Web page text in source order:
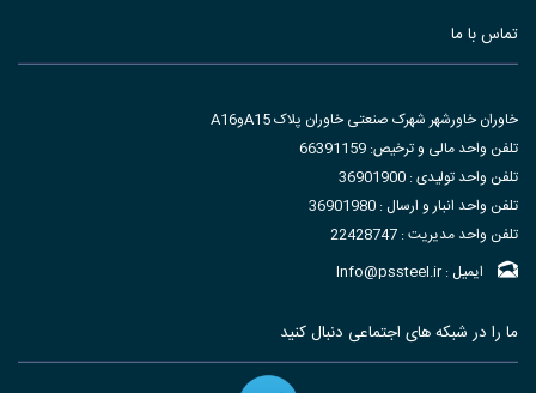
تماس با ما
خاوران خاورشهر شهرک صنعتی خاوران پلاک A15وA16
تلفن واحد مالی و ترخیص: 66391159
تلفن واحد تولیدی : 36901900
تلفن واحد انبار و ارسال : 36901980
تلفن واحد مدیریت : 22428747
ایمیل : Info@pssteel.ir
ما را در شبکه های اجتماعی دنبال کنید